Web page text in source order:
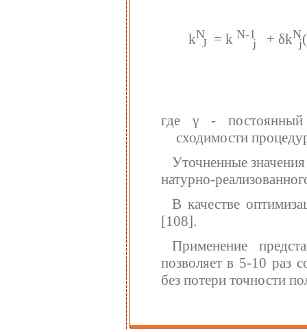
kN
J= k N-1
j + δkN
j
где γ - постоянный
сходимости
Уточненные
натурно-
В качестве
[108].
Применение
позволяет в 5-10 раз
без потери точности